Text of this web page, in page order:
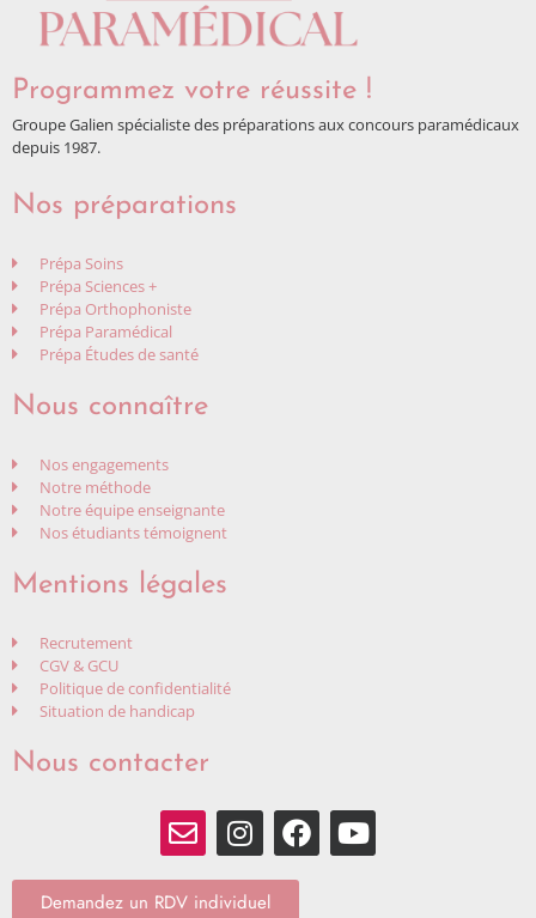
Programmez votre réussite !
Groupe Galien spécialiste des préparations aux concours paramédicaux
depuis 1987.
Nos préparations
Prépa Soins
Prépa Sciences +
Prépa Orthophoniste
Prépa Paramédical
Prépa Études de santé
Nous connaître
Nos engagements
Notre méthode
Notre équipe enseignante
Nos étudiants témoignent
Mentions légales
Recrutement
CGV & GCU
Politique de confidentialité
Situation de handicap
Nous contacter
Demandez un RDV individuel